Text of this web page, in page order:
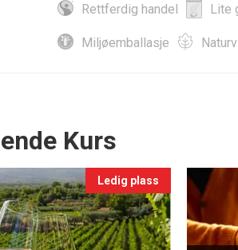
Rettferdig handel Lite
Miljøemballasje
Kurs
Ledig plass